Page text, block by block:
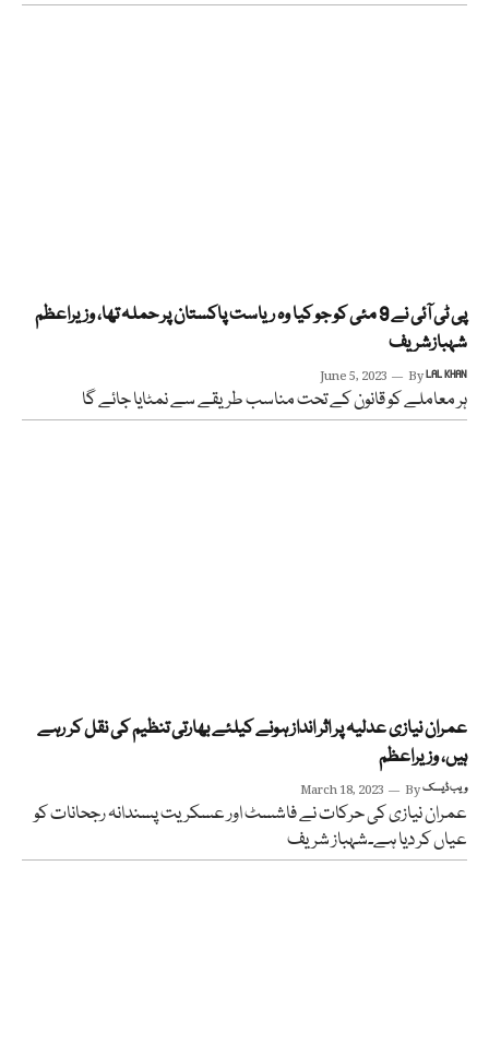
پی ٹی آئی نے 9 مئی کو جو کیا وہ ریاست پاکستان پر حملہ تھا، وزیراعظم
شہبازشریف
June 5, 2023 ByLAL KHAN
ہر معاملے کو قانون کے تحت مناسب طریقے سے نمٹایا جائے گا
عمران نیازی عدلیہ پر اثر انداز ہونے کیلئے بھارتی تنظیم کی نقل کر رہے
ہیں، وزیراعظم
March 18, 2023 Byویب ڈیسک
عمران نیازی کی حرکات نے فاشسٹ اور عسکریت پسندانہ رجحانات کو
عیاں کر دیا ہے۔شہباز شریف